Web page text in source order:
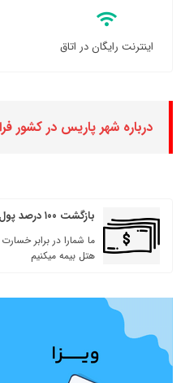
اینترنت رایگان در اتاق
درباره شهر پاریس در کشور
بازگشت ۱۰۰ درصد پول
ما شمارا در برابر
هتل بیمه میکنیم